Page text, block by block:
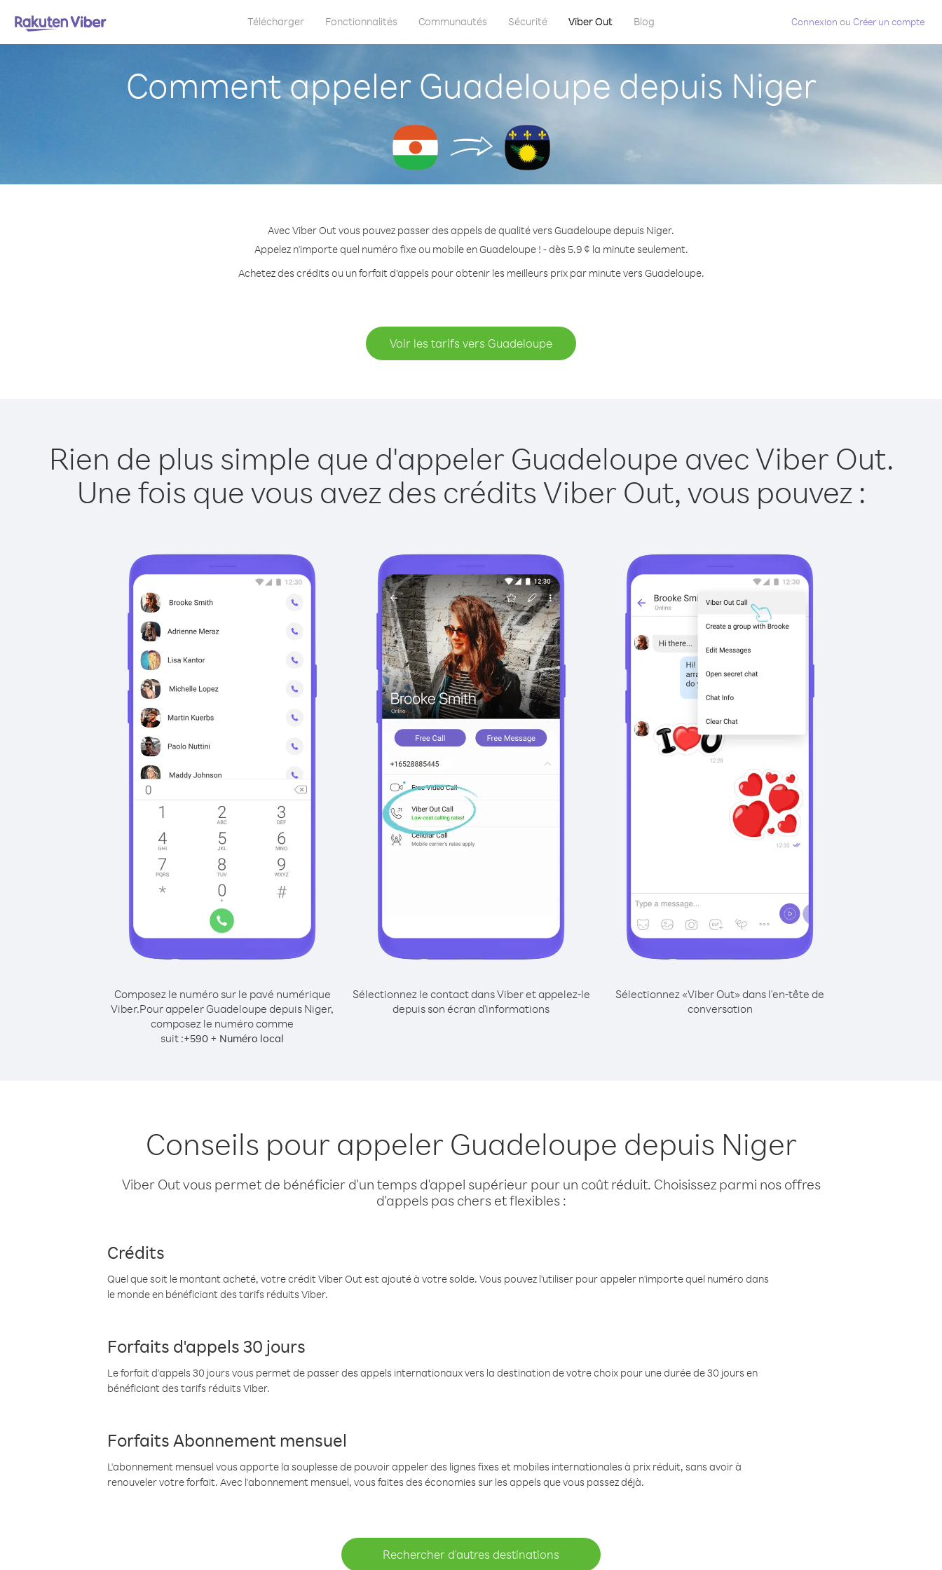
Télécharger Fonctionnalités Communautés Sécurité Viber Out Blog Connexion ou Créer un compte
Comment appeler Guadeloupe depuis Niger
Avec Viber Out vous pouvez passer des appels de qualité vers Guadeloupe depuis Niger.
Appelez n'importe quel numéro fixe ou mobile en Guadeloupe ! - dès 5.9 ¢ la minute seulement.
Achetez des crédits ou un forfait d’appels pour obtenir les meilleurs prix par minute vers Guadeloupe.
Voir les tarifs vers Guadeloupe
Rien de plus simple que d'appeler Guadeloupe avec Viber Out.
Une fois que vous avez des crédits Viber Out, vous pouvez :
Composez le numéro sur le pavé numérique
Viber.Pour appeler Guadeloupe depuis Niger,
composez le numéro comme
suit :+590 + Numéro local
Sélectionnez le contact dans Viber et appelez-le
depuis son écran d'informations
Sélectionnez «Viber Out» dans l'en-tête de
conversation
Conseils pour appeler Guadeloupe depuis Niger
Viber Out vous permet de bénéficier d'un temps d'appel supérieur pour un coût réduit. Choisissez parmi nos offres
d'appels pas chers et flexibles :
Crédits
Quel que soit le montant acheté, votre crédit Viber Out est ajouté à votre solde. Vous pouvez l'utiliser pour appeler n'importe quel numéro dans
le monde en bénéficiant des tarifs réduits Viber.
Forfaits d'appels 30 jours
Le forfait d'appels 30 jours vous permet de passer des appels internationaux vers la destination de votre choix pour une durée de 30 jours en
bénéficiant des tarifs réduits Viber.
Forfaits Abonnement mensuel
L'abonnement mensuel vous apporte la souplesse de pouvoir appeler des lignes fixes et mobiles internationales à prix réduit, sans avoir à
renouveler votre forfait. Avec l'abonnement mensuel, vous faites des économies sur les appels que vous passez déjà.
Rechercher d'autres destinations